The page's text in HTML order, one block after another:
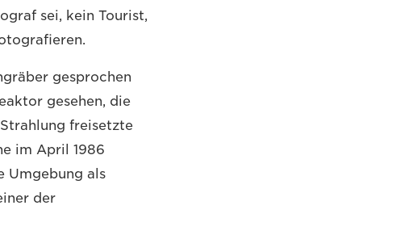
sei, kein Tourist,
gesprochen
gesehen, die
freisetzte
im April 1986
Umgebung als
der